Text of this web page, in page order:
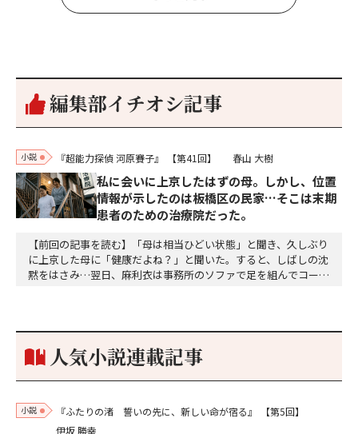
編集部イチオシ記事
小説 『超能力探偵 河原賽子』 【第41回】 春山 大樹
私に会いに上京したはずの母。しかし、位置
情報が示したのは板橋区の民家…そこは末期
患者のための治療院だった。
【前回の記事を読む】「母は相当ひどい状態」と聞き、久しぶり
に上京した母に「健康だよね？」と聞いた。すると、しばしの沈
黙をはさみ…翌日、麻利衣は事務所のソファで足を組んでコーヒ
個のサイコロが握られていた。「やはり私はあなたの超…
人気小説連載記事
小説 『ふたりの渚 誓いの先に、新しい命が宿る』
【第5回】
伊坂 勝幸